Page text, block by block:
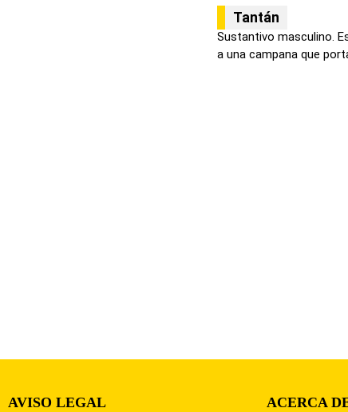
Tantán
Sustantivo masculino.
a una campana que
AVISO LEGAL ACERCA